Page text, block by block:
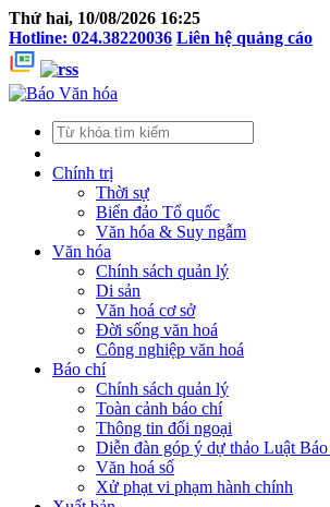
Thứ hai, 10/08/2026 16:25
Hotline: 024.38220036 Liên hệ quảng cáo
Chính trị
Thời sự
Biển đảo Tổ quốc
Văn hóa & Suy ngẫm
Văn hóa
Chính sách quản lý
Di sản
Văn hoá cơ sở
Đời sống văn hoá
Công nghiệp văn hoá
Báo chí
Chính sách quản lý
Toàn cảnh báo chí
Thông tin đối ngoại
Diễn đàn góp ý dự thảo Luật
Văn hoá số
Xử phạt vi phạm hành chính